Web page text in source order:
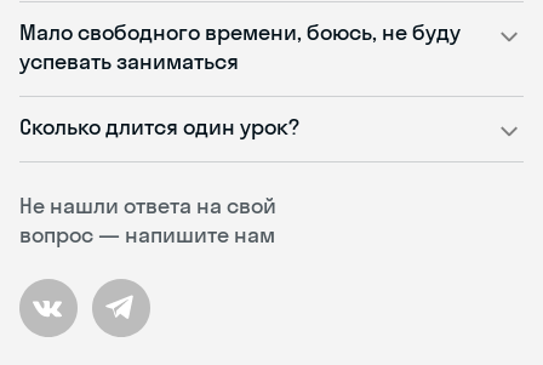
Не нашли ответа на свой
вопрос — напишите нам
Мало свободного времени, боюсь, не буду
успевать заниматься
Сколько длится один урок?